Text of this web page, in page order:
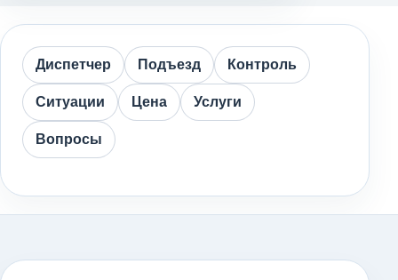
Диспетчер Подъезд Контроль
Ситуации Цена Услуги
Вопросы